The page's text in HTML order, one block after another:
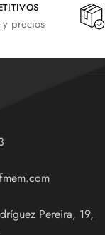
y precios
Pereira, 19,